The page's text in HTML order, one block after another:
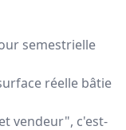
semestrielle
réelle bâtie
vendeur", c'est-